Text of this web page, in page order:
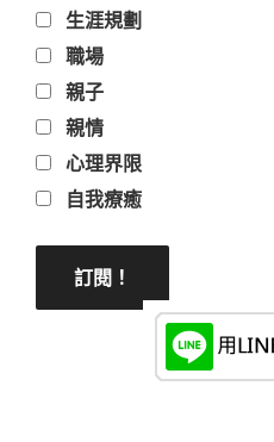
生涯規劃
職場
親子
親情
心理界限
自我療癒